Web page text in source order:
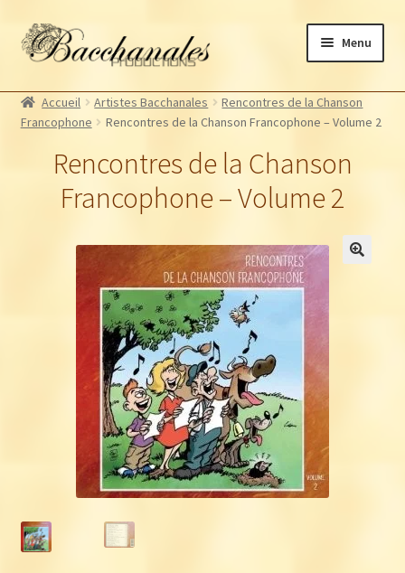
Aller
à
navigation
Aller
au
Menu
Artistes Bacchanales
Souscriptions
Billetterie
Accueil Artistes Bacchanales
Rencontres de la Chanson
Francophone
Rencontres de la Chanson Francophone – Volume 2
Rencontres de la Chanson
Francophone – Volume 2